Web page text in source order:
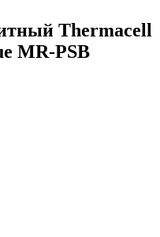
Thermacell
MR-PSB